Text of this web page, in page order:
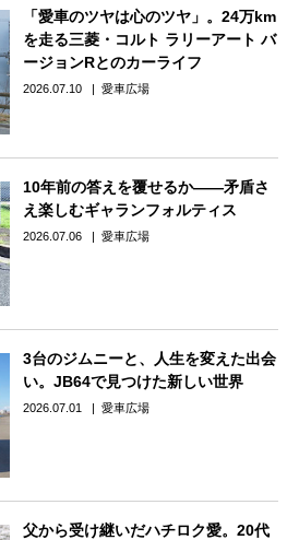
「愛車のツヤは心のツヤ」。24万km
を走る三菱・コルト ラリーアート バ
ージョンRとのカーライフ
2026.07.10 愛車広場
10年前の答えを覆せるか――矛盾さ
え楽しむギャランフォルティス
2026.07.06 愛車広場
3台のジムニーと、人生を変えた出会
い。JB64で見つけた新しい世界
2026.07.01 愛車広場
父から受け継いだハチロク愛。20代